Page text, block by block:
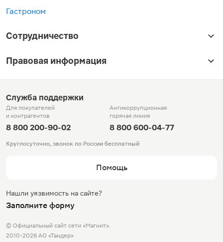
Гастроном
Сотрудничество
Правовая информация
Служба поддержки
Для покупателей
и контрагентов
8 800 200-90-02
Антикоррупционная
горячая линия
8 800 600-04-77
Круглосуточно, звонок по России бесплатный
Помощь
Нашли уязвимость на сайте?
Заполните форму
© Официальный сайт сети «Магнит».
2010-2026 АО «Тандер»